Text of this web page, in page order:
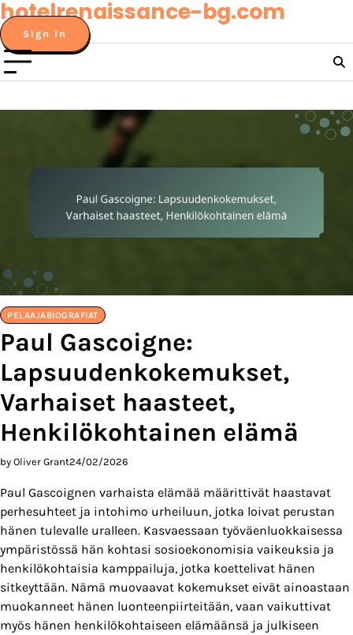
Skip
to
content
hotelrenaissance-bg.com
Sign In
PELAAJABIOGRAFIAT
Paul Gascoigne:
Lapsuudenkokemukset,
Varhaiset haasteet,
Henkilökohtainen elämä
by Oliver Grant24/02/2026
Paul Gascoignen varhaista elämää määrittivät haastavat
perhesuhteet ja intohimo urheiluun, jotka loivat perustan
hänen tulevalle uralleen. Kasvaessaan työväenluokkaisessa
ympäristössä hän kohtasi sosioekonomisia vaikeuksia ja
henkilökohtaisia kamppailuja, jotka koettelivat hänen
sitkeyttään. Nämä muovaavat kokemukset eivät ainoastaan
muokanneet hänen luonteenpiirteitään, vaan vaikuttivat
myös hänen henkilökohtaiseen elämäänsä ja julkiseen